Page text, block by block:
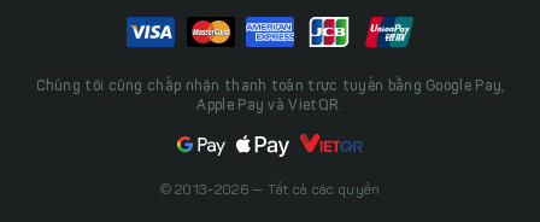
Chúng tôi cũng chấp nhận thanh toán trực tuyến bằng Google Pay,
Apple Pay và VietQR.
© 2013-2026 — Tất cả các quyền